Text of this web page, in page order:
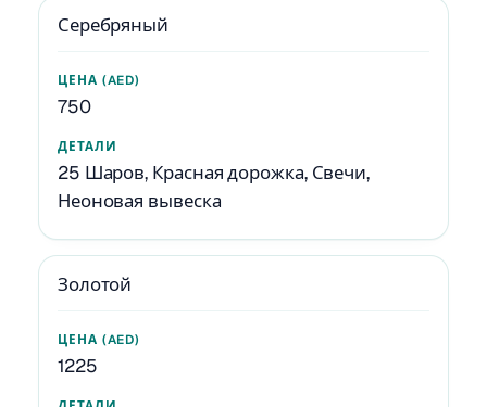
Серебряный
750
25 Шаров, Красная дорожка, Свечи,
Неоновая вывеска
Золотой
1225